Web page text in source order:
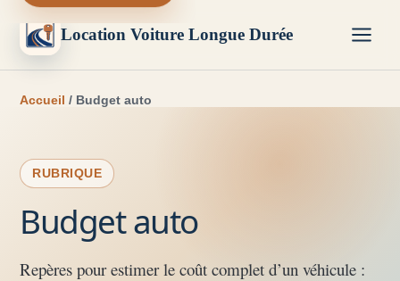
Location Voiture Longue Durée
Accueil / Budget auto
RUBRIQUE
Budget auto
Repères pour estimer le coût complet d’un véhicule :